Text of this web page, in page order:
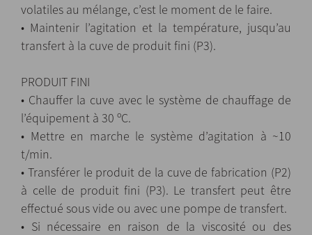
volatiles au mélange, c’est le moment de le faire.
• Maintenir l’agitation et la température, jusqu’au
transfert à la cuve de produit fini (P3).
PRODUIT FINI
• Chauffer la cuve avec le système de chauffage de
l’équipement à 30 ºC.
• Mettre en marche le système d’agitation à ~10
t/min.
• Transférer le produit de la cuve de fabrication (P2)
à celle de produit fini (P3). Le transfert peut être
effectué sous vide ou avec une pompe de transfert.
• Si nécessaire en raison de la viscosité ou des